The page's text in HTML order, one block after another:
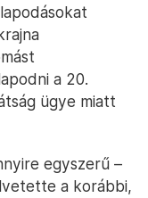
a 20.
ügye miatt
egyszerű –
a korábbi,